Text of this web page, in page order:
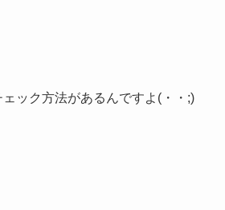
ック方法があるんですよ(・・;)